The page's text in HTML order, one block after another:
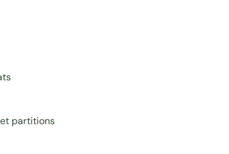
partitions